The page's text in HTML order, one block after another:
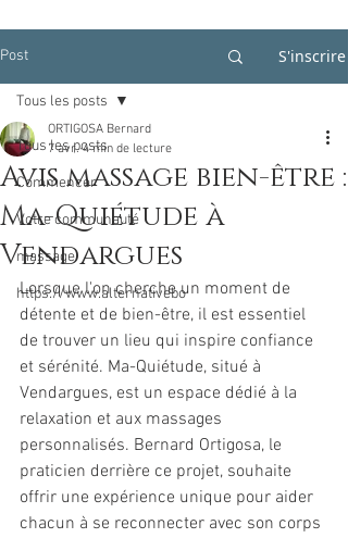
Post S'inscrire
Tous les posts
Commencer
Votre communauté
massage
https://www.alternativebo
Tous les posts
Avis massage bien-être :
Ma-Quiétude à
Vendargues
ORTIGOSA Bernard
7 avr. 4 min de lecture
Lorsque l'on cherche un moment de
détente et de bien-être, il est essentiel
de trouver un lieu qui inspire confiance
et sérénité. Ma-Quiétude, situé à
Vendargues, est un espace dédié à la
relaxation et aux massages
personnalisés. Bernard Ortigosa, le
praticien derrière ce projet, souhaite
offrir une expérience unique pour aider
chacun à se reconnecter avec son corps